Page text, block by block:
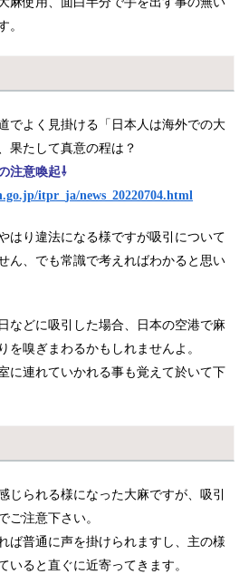
でよく見掛ける「日本人は海外での大
果たして真意の程は？
注意喚起⇩
itpr_ja/news_20220704.html
はり違法になる様ですが吸引について
ん、でも常識で考えればわかると思い
などに吸引した場合、日本の空港で麻
を嗅ぎまわるかもしれませんよ。
に連れていかれる事も覚えて於いて下
じられる様になった大麻ですが、吸引
ご注意下さい。
ば普通に声を掛けられますし、主の様
いると直ぐに近寄ってきます。